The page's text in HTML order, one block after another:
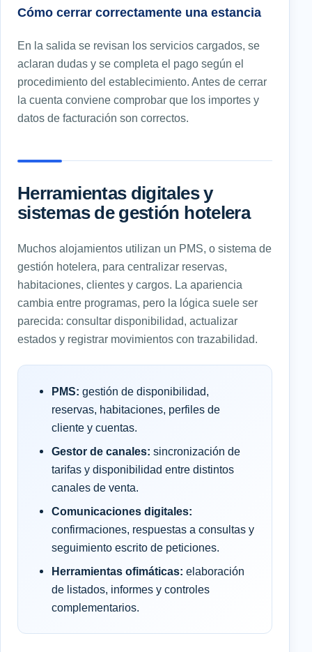
Cómo cerrar correctamente una estancia
En la salida se revisan los servicios cargados, se
aclaran dudas y se completa el pago según el
procedimiento del establecimiento. Antes de cerrar
la cuenta conviene comprobar que los importes y
datos de facturación son correctos.
Herramientas digitales y
sistemas de gestión hotelera
Muchos alojamientos utilizan un PMS, o sistema de
gestión hotelera, para centralizar reservas,
habitaciones, clientes y cargos. La apariencia
cambia entre programas, pero la lógica suele ser
parecida: consultar disponibilidad, actualizar
estados y registrar movimientos con trazabilidad.
PMS: gestión de disponibilidad,
reservas, habitaciones, perfiles de
cliente y cuentas.
Gestor de canales: sincronización de
tarifas y disponibilidad entre distintos
canales de venta.
Comunicaciones digitales:
confirmaciones, respuestas a consultas y
seguimiento escrito de peticiones.
Herramientas ofimáticas: elaboración
de listados, informes y controles
complementarios.